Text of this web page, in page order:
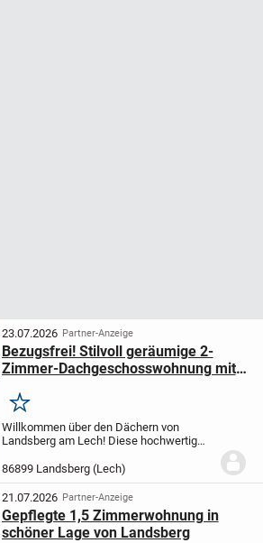
23.07.2026 Partner-Anzeige
Bezugsfrei! Stilvoll geräumige 2-
Zimmer-Dachgeschosswohnung mit
Aufzug
Merken
Willkommen über den Dächern von
Landsberg am Lech! Diese hochwertig
Dachgeschosswohnung vereint
modernen Wohnkomfort, eine
hervorragende Infrastruktur und einen
traumhaften...
86899 Landsberg (Lech)
21.07.2026 Partner-Anzeige
Gepflegte 1,5 Zimmerwohnung in
schöner Lage von Landsberg